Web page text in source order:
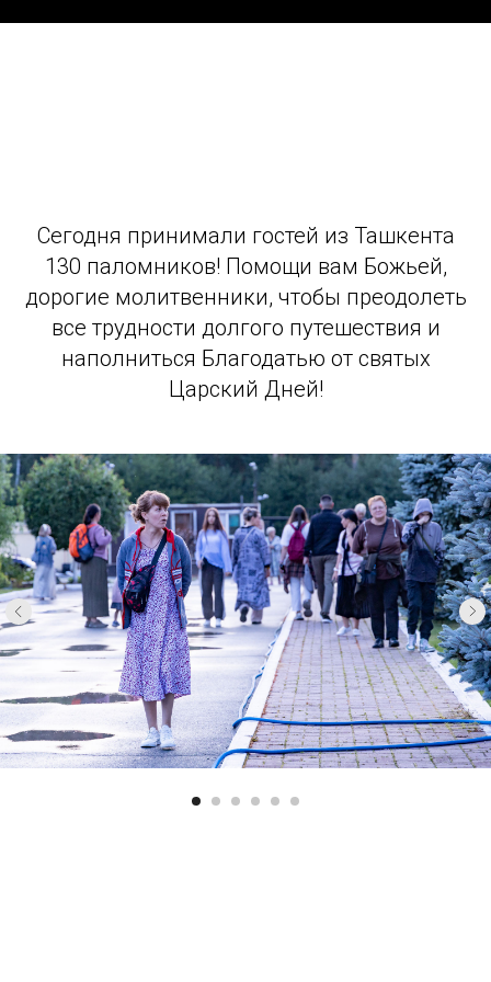
Сегодня принимали гостей из Ташкента
130 паломников! Помощи вам Божьей,
дорогие молитвенники, чтобы преодолеть
все трудности долгого путешествия и
наполниться Благодатью от святых
Царский Дней!